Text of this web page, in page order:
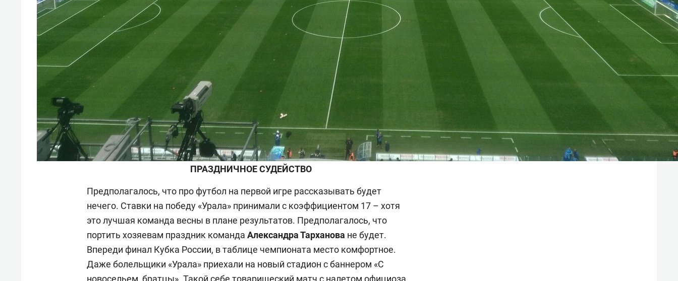
ПРАЗДНИЧНОЕ СУДЕЙСТВО
Предполагалось, что про футбол на первой игре рассказывать будет
нечего. Ставки на победу «Урала» принимали с коэффициентом 17 – хотя
это лучшая команда весны в плане результатов. Предполагалось, что
портить хозяевам праздник команда Александра Тарханова не будет.
Впереди финал Кубка России, в таблице чемпионата место комфортное.
Даже болельщики «Урала» приехали на новый стадион с баннером «С
новосельем, братцы». Такой себе товарищеский матч с налетом официоза.